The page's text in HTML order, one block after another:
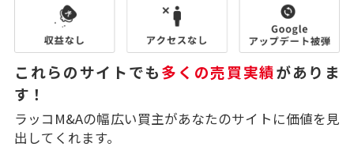
これらのサイトでも多くの売買実績がありま
す！
ラッコM&Aの幅広い買主があなたのサイトに価値を見
出してくれます。